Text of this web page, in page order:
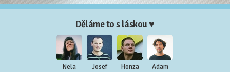
Děláme to s láskou ♥
Nela Josef Honza Adam